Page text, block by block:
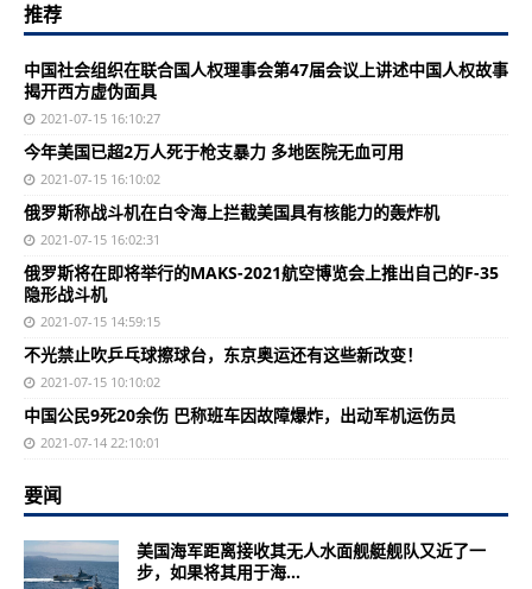
推荐
中国社会组织在联合国人权理事会第47届会议上讲述中国人权故事
揭开西方虚伪面具
2021-07-15 16:10:27
今年美国已超2万人死于枪支暴力 多地医院无血可用
2021-07-15 16:10:02
俄罗斯称战斗机在白令海上拦截美国具有核能力的轰炸机
2021-07-15 16:02:31
俄罗斯将在即将举行的MAKS-2021航空博览会上推出自己的F-35
隐形战斗机
2021-07-15 14:59:15
不光禁止吹乒乓球擦球台，东京奥运还有这些新改变！
2021-07-15 10:10:02
中国公民9死20余伤 巴称班车因故障爆炸，出动军机运伤员
2021-07-14 22:10:01
要闻
美国海军距离接收其无人水面舰艇舰队又近了一
步，如果将其用于海...